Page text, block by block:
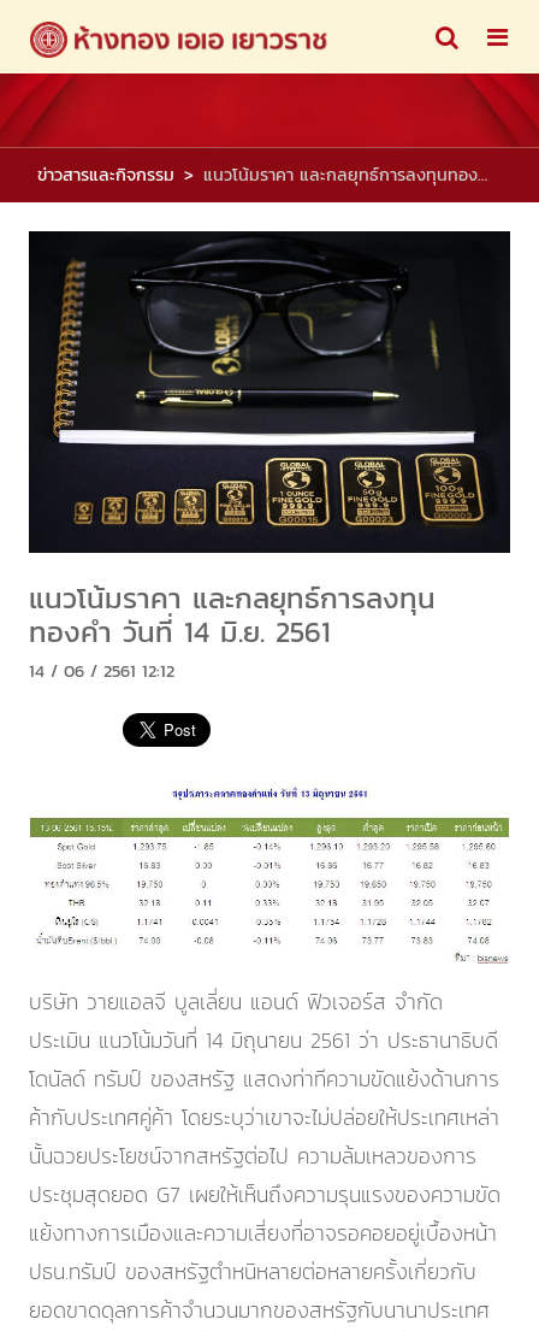
ข่าวสารและกิจกรรม แนวโน้มราคา และกลยุทธ์การลงทุนทองคำ วันที่ 14 มิ.ย. 2561
แนวโน้มราคา และกลยุทธ์การลงทุน
ทองคำ วันที่ 14 มิ.ย. 2561
14 / 06 / 2561 12:12
บริษัท วายแอลจี บูลเลี่ยน แอนด์ ฟิวเจอร์ส จำกัด
ประเมิน แนวโน้มวันที่ 14 มิถุนายน 2561 ว่า ประธานาธิบดี
โดนัลด์ ทรัมป์ ของสหรัฐ แสดงท่าทีความขัดแย้งด้านการ
ค้ากับประเทศคู่ค้า โดยระบุว่าเขาจะไม่ปล่อยให้ประเทศเหล่า
นั้นฉวยประโยชน์จากสหรัฐต่อไป ความล้มเหลวของการ
ประชุมสุดยอด G7 เผยให้เห็นถึงความรุนแรงของความขัด
แย้งทางการเมืองและความเสี่ยงที่อาจรอคอยอยู่เบื้องหน้า
ปธน.ทรัมป์ ของสหรัฐตำหนิหลายต่อหลายครั้งเกี่ยวกับ
ยอดขาดดุลการค้าจำนวนมากของสหรัฐกับนานาประเทศ